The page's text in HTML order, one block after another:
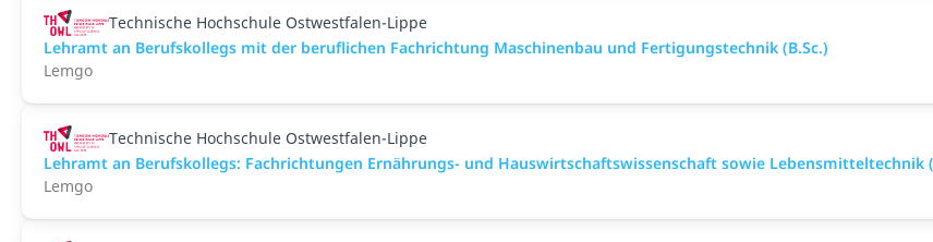
Technische Hochschule Ostwestfalen-Lippe
Lehramt an Berufskollegs mit der beruflichen Fachrichtung Maschinenbau und Fertigungstechnik (B.Sc.)
Lemgo
Technische Hochschule Ostwestfalen-Lippe
Lehramt an Berufskollegs: Fachrichtungen Ernährungs- und Hauswirtschaftswissenschaft sowie Lebensmitteltechnik
Lemgo